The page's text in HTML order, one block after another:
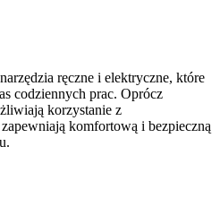
ręczne i elektryczne, które
codziennych prac. Oprócz
korzystanie z
komfortową i bezpieczną